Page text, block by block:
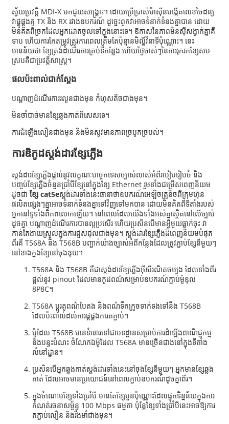
ស្វ័យប្រវត្តិ MDI-X មកជួយសង្គ្រោះ។ ដោយប្រើប្រាស់ម៉ាស៊ីនបង្កើតលេខចៃដន្យ
វាផ្គូផ្គងគូ TX និង RX រវាងឧបករណ៍ ដូច្នេះពួកវាអាចទំនាក់ទំនងគ្នាបាន ដោយ
មិនគិតពីច្រកដែលអ្នកដោតចូលទៅក្នុងនោះទេ។ ឱកាសនៃភាពមិនស៊ីសង្វាក់គ្នាគឺ
ទាប ហើយការកែតម្រូវត្រូវការពេលត្រឹមតែប៉ុន្មានមិល្លីវិនាទីប៉ុណ្ណោះ។ នេះ
មានន័យថា ខ្សែត្រង់ដំណើរការគ្រប់ទីកន្លែង ហើយថ្ងៃចាស់ៗនៃការរុករកខ្សែសម
ស្របគឺជាប្រវត្តិសាស្ត្រ។
ផលប៉ះពាល់ជាក់ស្តែង
បណ្តាញដំណើរការរលូនជាងមុន កំហុសតិចជាងមុន។
មិនចាំបាច់មានខ្សែឆ្លងកាត់ពិសេសទេ។
ការដំឡើងលឿនជាងមុន និងមិនសូវមានភាពច្របូកច្របល់។
ការឌិកូដស្តង់ដារខ្សែភ្លើង
ស្តង់ដារខ្សែភ្លើងផ្តល់នូវលក្ខណៈបច្ចេកទេសច្បាស់លាស់អំពីរបៀបរៀបចំ និង
បញ្ចប់ខ្សែភ្លើងចំនួនប្រាំបីខ្សែនៅក្នុងខ្សែ Ethernet រួមទាំងជម្រើសពេញនិយម
ដូចជា ខ្សែ cat5eស្តង់ដារទាំងនេះធានាថាឧបករណ៍អេឡិចត្រូនិចពីក្រុមហ៊ុន
ផលិតផ្សេងៗគ្នាអាចទំនាក់ទំនងគ្នាទៅវិញទៅមកបាន ដោយមិនគិតពីទីតាំងរបស់
អ្នកនៅទូទាំងពិភពលោកឡើយ។ នៅពេលដែលយើងទាំងអស់គ្នាស្ថិតនៅលើច្បាប់
ដូចគ្នា បណ្តាញដំណើរការបានល្អប្រសើរ ហើយប្រសិនបើមានអ្វីមួយធ្លាក់ចុះ វា
កាន់តែងាយស្រួលក្នុងការជួសជុលជាងមុន។ ស្តង់ដារខ្សែភ្លើងដ៏ពេញនិយមបំផុត
ពីរគឺ T568A និង T568B បញ្ជាក់យ៉ាងច្បាស់អំពីកន្លែងដែលត្រូវភ្ជាប់ខ្សែនីមួយៗ
នៅខាងក្នុងខ្សែនៅចុងឌុយ។
T568A និង T568B គឺជាស្តង់ដារខ្សែភ្លើងអ៊ីសឺរណិតចម្បង ដែលទាំងពីរ
ផ្តល់នូវ pinout ដែលមានកូដពណ៌សម្រាប់ឧបករណ៍ភ្ជាប់ម៉ូឌុល
8P8C។
T568A ប្តូរគូពណ៌បៃតង និងពណ៌ទឹកក្រូចទាក់ទងទៅនឹង T568B
ដែលប៉ះពាល់ដល់ការផ្គូផ្គងការតភ្ជាប់។
ម៉ូដែល T568B មានទំនោរទៅជាបទដ្ឋានសម្រាប់ការដំឡើងពាណិជ្ជកម្ម
និងបន្ទះបំណះ ចំណែកឯម៉ូដែល T568A មានច្រើនជាងនៅក្នុងទីតាំង
លំនៅដ្ឋាន។
ប្រសិនបើអ្នកឆ្លងកាត់ស្តង់ដារទាំងនេះនៅចុងខ្សែនីមួយៗ អ្នកមានខ្សែឆ្លង
កាត់ ដែលអាចមានប្រយោជន៍នៅពេលភ្ជាប់ឧបករណ៍ដូចគ្នាពីរ។
ក្នុងចំណោមខ្សែទាំងប្រាំបី មានតែខ្សែបួនប៉ុណ្ណោះដែលផ្ទុកទិន្នន័យក្នុងការ
កំណត់រចនាសម្ព័ន្ធ 100 Mbps ធម្មតា ប៉ុន្តែខ្សែទាំងប្រាំបីនេះអាចឱ្យការ
តភ្ជាប់លឿន និងរឹងមាំជាងមុន។